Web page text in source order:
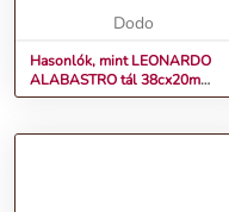
Dodo
Hasonlók, mint LEONARDO
ALABASTRO tál 38cx20m
ovális bézs